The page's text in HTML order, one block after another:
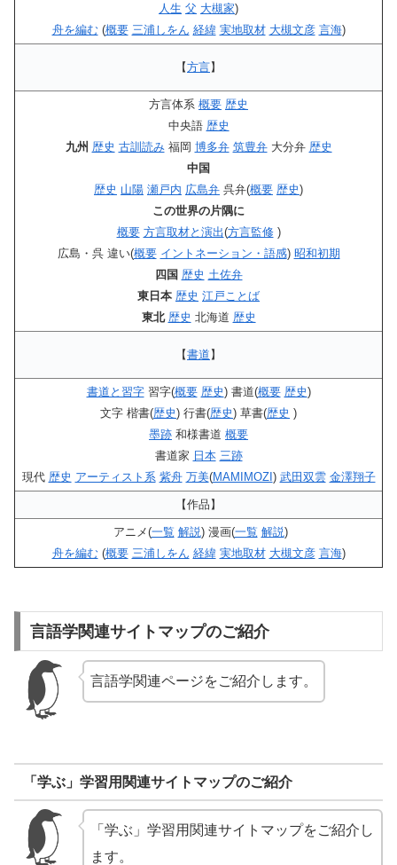
人生 父 大槻家)
舟を編む (概要 三浦しをん 経緯 実地取材 大槻文彦 言海)
【方言】
方言体系 概要 歴史
中央語 歴史
九州 歴史 古訓読み福岡 博多弁 筑豊弁大分弁 歴史
中国
歴史 山陽 瀬戸内 広島弁 呉弁(概要 歴史)
この世界の片隅に
概要 方言取材と演出(方言監修)
広島・呉 違い(概要 イントネーション・語感) 昭和初期
四国 歴史 土佐弁
東日本 歴史 江戸ことば
東北 歴史 北海道 歴史
【書道】
書道と習字習字(概要 歴史) 書道(概要 歴史)
文字 楷書(歴史) 行書(歴史) 草書(歴史 )
墨跡 和様書道 概要
書道家 日本 三跡
現代 歴史 アーティスト系 紫舟 万美(MAMIMOZI) 武田双雲 金澤翔子
【作品】
アニメ(一覧 解説) 漫画(一覧 解説)
舟を編む (概要 三浦しをん 経緯 実地取材 大槻文彦 言海)
言語学関連サイトマップのご紹介
言語学関連ページをご紹介します。
「学ぶ」学習用関連サイトマップのご紹介
「学ぶ」学習用関連サイトマップをご紹介し
ます。